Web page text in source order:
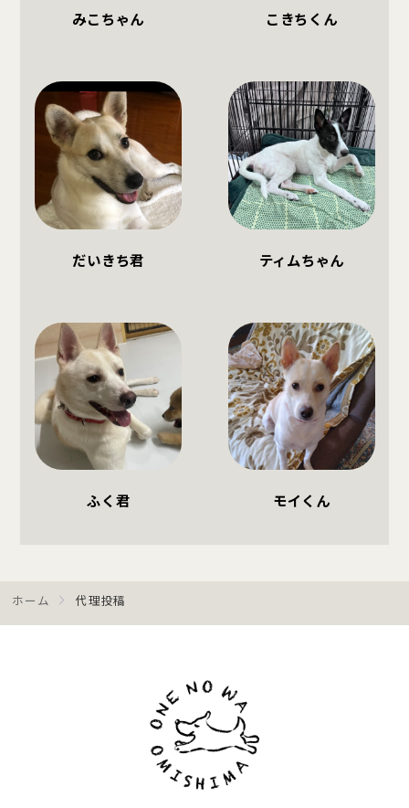
みこちゃん こきちくん
だいきち君 ティムちゃん
ふく君 モイくん
ホーム 代理投稿